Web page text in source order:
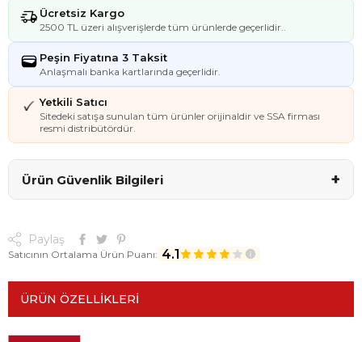
Ücretsiz Kargo
2500 TL üzeri alışverişlerde tüm ürünlerde geçerlidir..
Peşin Fiyatına 3 Taksit
Anlaşmalı banka kartlarında geçerlidir.
Yetkili Satıcı
Sitedeki satışa sunulan tüm ürünler orijinaldir ve SSA firması
resmi distribütördür.
Ürün Güvenlik Bilgileri +
Paylaş
Satıcının Ortalama Ürün Puanı: 4.1
ÜRÜN ÖZELLIKLERI